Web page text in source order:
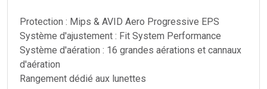
Protection : Mips & AVID Aero Progressive EPS
Système d'ajustement : Fit System Performance
Système d'aération : 16 grandes aérations et cannaux
d'aération
Rangement dédié aux lunettes